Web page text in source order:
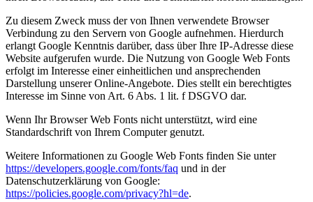
Zu diesem Zweck muss der von Ihnen verwendete Browser
Verbindung zu den Servern von Google aufnehmen. Hierdurch
erlangt Google Kenntnis darüber, dass über Ihre IP-Adresse diese
Website aufgerufen wurde. Die Nutzung von Google Web Fonts
erfolgt im Interesse einer einheitlichen und ansprechenden
Darstellung unserer Online-Angebote. Dies stellt ein berechtigtes
Interesse im Sinne von Art. 6 Abs. 1 lit. f DSGVO dar.
Wenn Ihr Browser Web Fonts nicht unterstützt, wird eine
Standardschrift von Ihrem Computer genutzt.
Weitere Informationen zu Google Web Fonts finden Sie unter
https://developers.google.com/fonts/faq und in der
Datenschutzerklärung von Google:
https://policies.google.com/privacy?hl=de.